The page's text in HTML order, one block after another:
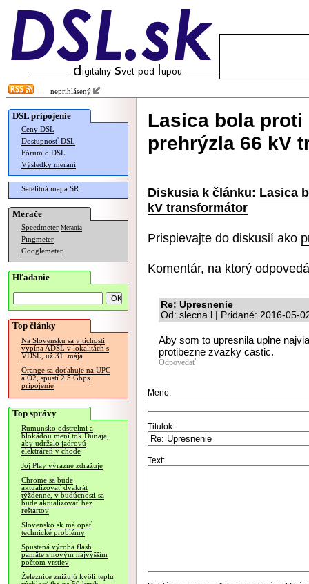
neprihlásený
DSL pripojenie
Ceny DSL
Dostupnosť DSL
Fórum o DSL
Výsledky meraní
Satelitná mapa SR
Merače
Speedmeter Merania
Pingmeter
Googlemeter
Hľadanie
Top články
Na Slovensku sa v tichosti
vypína ADSL v lokalitách s
VDSL, už 31. mája
Orange sa doťahuje na UPC
a O2, spustí 2.5 Gbps
pripojenie
Top správy
Rumunsko odstrelmi a
blokádou mení tok Dunaja,
aby udržalo jadrovú
elektráreň v chode
Joj Play výrazne zdražuje
Chrome sa bude
aktualizovať dvakrát
týždenne, v budúcnosti sa
bude aktualizovať bez
reštartov
Slovensko.sk má opäť
technické problémy
Spustená výroba flash
pamäte s novým najvyšším
počtom vrstiev
Železnice znižujú kvôli teplu
Lasica bola
prehrýzla 66 kV
Diskusia k článku: Lasica
kV transformátor
Prispievajte do diskusií ako
Komentár, na ktorý
Re: Upresnenie
Od: slecna.l | Pridané: 2016-05-
Aby som to upresnila uplne
protibezne zvazky castic.
Odpovedať
Meno:
Titulok:
Text: